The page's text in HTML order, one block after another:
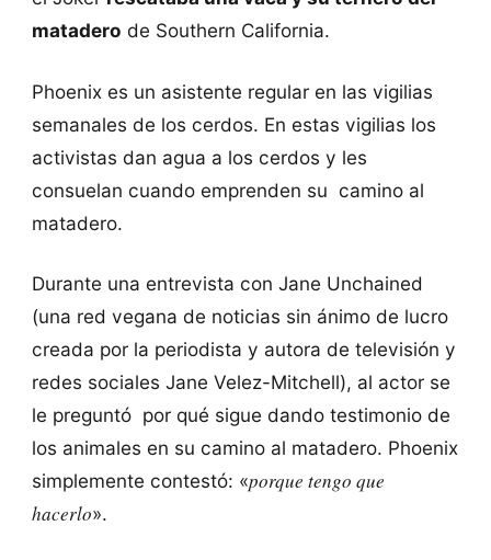
matadero de Southern California.
Phoenix es un asistente regular en las vigilias
semanales de los cerdos. En estas vigilias los
activistas dan agua a los cerdos y les
consuelan cuando emprenden su camino al
matadero.
Durante una entrevista con Jane Unchained
(una red vegana de noticias sin ánimo de lucro
creada por la periodista y autora de televisión y
redes sociales Jane Velez-Mitchell), al actor se
le preguntó por qué sigue dando testimonio de
los animales en su camino al matadero. Phoenix
simplemente contestó: «porque tengo que
hacerlo».